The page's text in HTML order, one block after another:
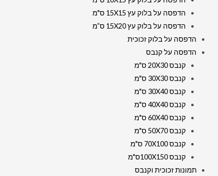
הדפסה על בלוק עץ 15X15 ס"מ
הדפסה על בלוק עץ 15X20 ס”מ
הדפסה על בלוק זכוכית
הדפסה על קנבס
קנבס 20X30 ס"מ
קנבס 30X30 ס"מ
קנבס 30X40 ס"מ
קנבס 40X40 ס"מ
קנבס 60X40 ס"מ
קנבס 50X70 ס"מ
קנבס 70X100 ס"מ
קנבס 100X150ס"מ
תמונות זכוכית וקנבס